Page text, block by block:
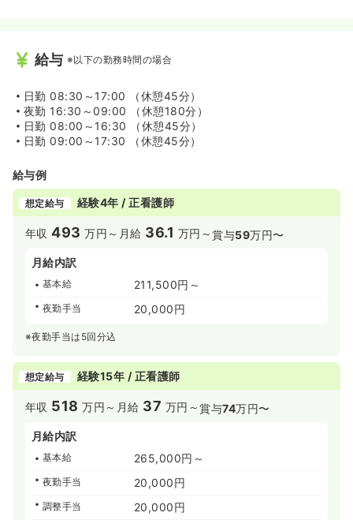
給与 ※以下の勤務時間の場合
日勤 08:30～17:00 （休憩45分）
夜勤 16:30～09:00 （休憩180分）
日勤 08:00～16:30 （休憩45分）
日勤 09:00～17:30 （休憩45分）
給与例
想定給与 経験4年 / 正看護師
年収493 万円～ 月給 36.1 万円～賞与59万円〜
月給内訳
基本給 211,500円～
夜勤手当 20,000円
※夜勤手当は5回分込
想定給与 経験15年 / 正看護師
年収 518 万円～ 月給 37 万円～賞与74万円〜
月給内訳
基本給 265,000円～
夜勤手当 20,000円
調整手当 20,000円